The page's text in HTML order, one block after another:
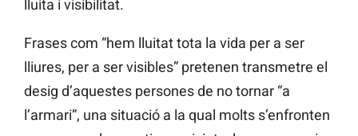
lluita i visibilitat.
Frases com “hem lluitat tota la vida per a ser
lliures, per a ser visibles” pretenen transmetre el
desig d’aquestes persones de no tornar “a
l’armari”, una situació a la qual molts s’enfronten